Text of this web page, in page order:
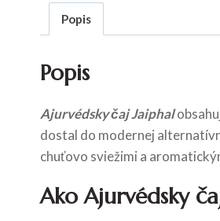
Popis
Popis
Ajurvédsky čaj Jaiphal
dostal do modernej
chuťovo sviežimi a
Ako Ajurvédsky